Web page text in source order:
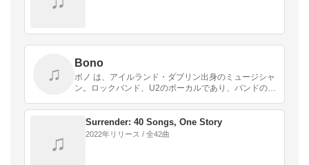
♫
Bono
ボノ は、アイルランド・ダブリン出身のミュージシャ
ン。ロックバンド、U2のボーカルであり、バンドのフ
マンダー受章者（KBE）。
♫
Surrender: 40 Songs, One Story
2022年リリース / 全42曲